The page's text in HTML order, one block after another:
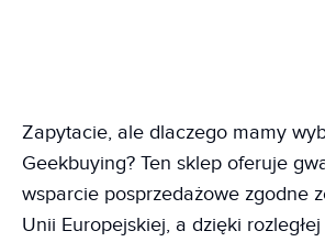
Zapytacie, ale dlaczego mamy
Geekbuying? Ten sklep oferuje
wsparcie posprzedażowe zgodne
Unii Europejskiej, a dzięki rozległej